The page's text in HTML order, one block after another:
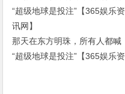
那天在东方明珠，所有人都喊
“超级地球是投注”【365娱乐资